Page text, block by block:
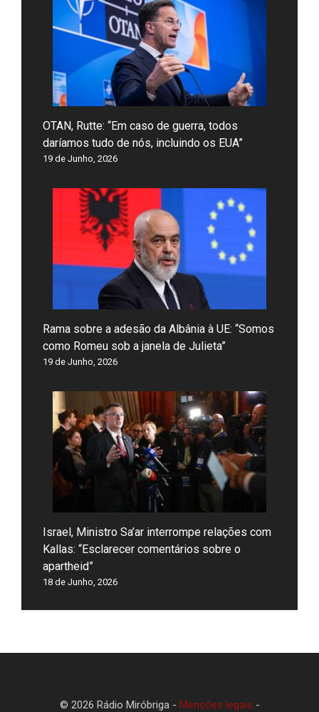
OTAN, Rutte: “Em caso de guerra, todos
daríamos tudo de nós, incluindo os EUA”
19 de Junho, 2026
Rama sobre a adesão da Albânia à UE: “Somos
como Romeu sob a janela de Julieta”
19 de Junho, 2026
Israel, Ministro Sa’ar interrompe relações com
Kallas: “Esclarecer comentários sobre o
apartheid”
18 de Junho, 2026
© 2026 Rádio Miróbriga - Menções legais -